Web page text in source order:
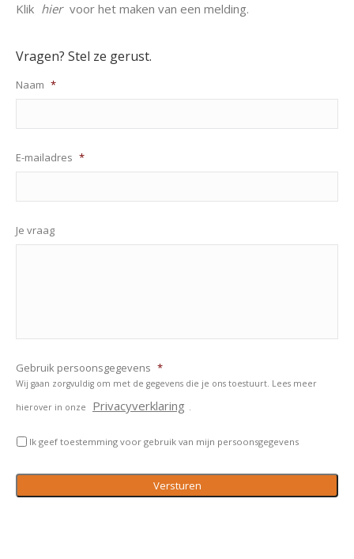
Klik hier voor het maken van een melding.
Vragen? Stel ze gerust.
Naam *
E-mailadres *
Je vraag
Gebruik persoonsgegevens *
Wij gaan zorgvuldig om met de gegevens die je ons toestuurt. Lees meer
hierover in onze Privacyverklaring .
Ik geef toestemming voor gebruik van mijn persoonsgegevens